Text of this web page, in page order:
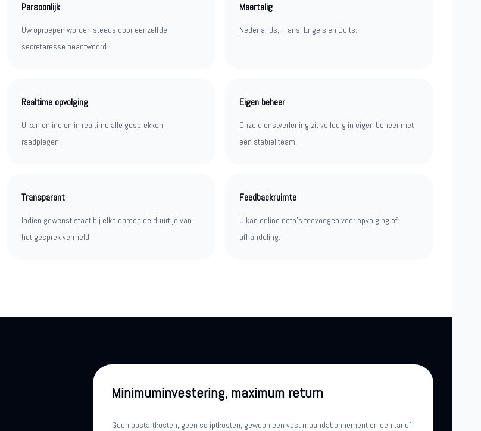
Persoonlijk
Uw oproepen worden steeds door eenzelfde
secretaresse beantwoord.
Meertalig
Nederlands, Frans, Engels en Duits.
Realtime opvolging
U kan online en in realtime alle gesprekken
raadplegen.
Eigen beheer
Onze dienstverlening zit volledig in eigen beheer met
een stabiel team.
Transparant
Indien gewenst staat bij elke oproep de duurtijd van
het gesprek vermeld.
Feedbackruimte
U kan online nota’s toevoegen voor opvolging of
afhandeling.
Minimuminvestering, maximum return
Geen opstartkosten, geen scriptkosten, gewoon een vast maandabonnement en een tarief